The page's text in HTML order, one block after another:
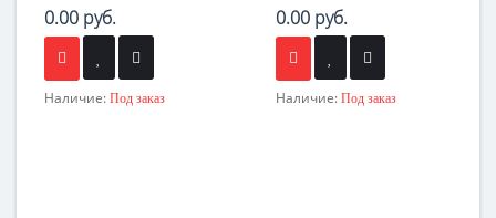
0.00 руб.
Наличие: Под заказ
0.00 руб.
Наличие: Под заказ